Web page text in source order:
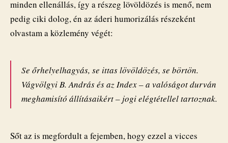
minden ellenállás, így a részeg lövöldözés is menő, nem
pedig ciki dolog, én az áderi humorizálás részeként
olvastam a közlemény végét:
Se őrhelyelhagyás, se ittas lövöldözés, se börtön.
Vágvölgyi B. András és az Index – a valóságot durván
meghamisító állításaikért – jogi elégtétellel tartoznak.
Sőt az is megfordult a fejemben, hogy ezzel a vicces